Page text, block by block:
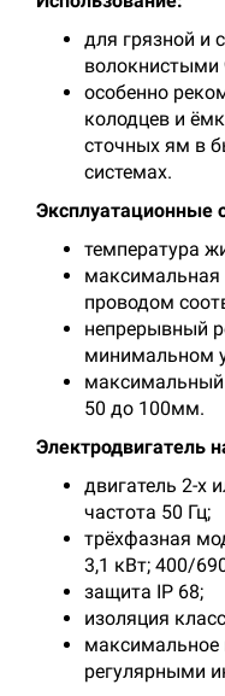
для грязной и
волокнистыми
особенно
колодцев и
сточных ям в
системах.
Эксплуатационные
температура
максимальная
проводом
непрерывный
минимальном
максимальный
50 до 100мм.
Электродвигатель
двигатель 2-х
частота 50 Гц;
трёхфазная
3,1 кВт; 400/
защита IP 68;
изоляция
максимальное
регулярными